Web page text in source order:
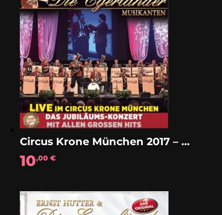
Circus Krone München 2017 – LIVE
10,00€